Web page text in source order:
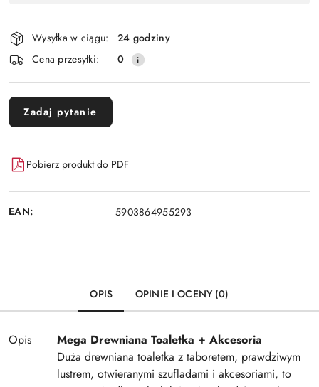
płatność
i
dostawa
Wysyłka w ciągu:
24 godziny
Cena przesyłki:
0
Zadaj pytanie
Pobierz produkt do PDF
EAN: 5903864955293
OPIS OPINIE I OCENY (0)
Opis
Mega Drewniana Toaletka + Akcesoria
Duża drewniana toaletka z taboretem, prawdziwym
lustrem, otwieranymi szufladami i akcesoriami, to